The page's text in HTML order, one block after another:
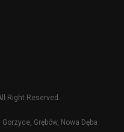
Right Reserved.
Grębów, Nowa Dęba